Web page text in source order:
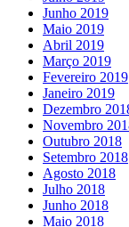
Junho 2019
Maio 2019
Abril 2019
Março 2019
Fevereiro 2019
Janeiro 2019
Dezembro
Novembro
Outubro 2018
Setembro 2018
Agosto 2018
Julho 2018
Junho 2018
Maio 2018